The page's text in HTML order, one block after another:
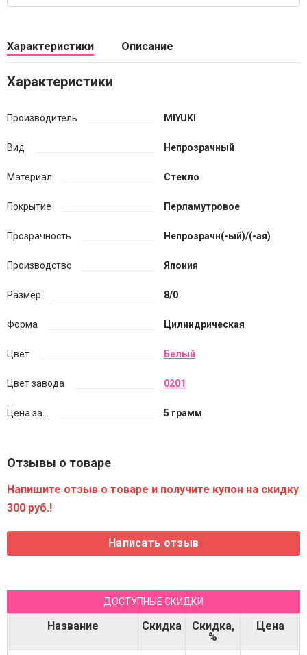
Характеристики Описание
Характеристики
Производитель MIYUKI
Вид Непрозрачный
Материал Стекло
Покрытие Перламутровое
Прозрачность Непрозрачн(-ый)/(-ая)
Производство Япония
Размер 8/0
Форма Цилиндрическая
Цвет Белый
Цвет завода 0201
Цена за... 5 грамм
Отзывы о товаре
Напишите отзыв о товаре и получите купон на скидку
300 руб.!
ДОСТУПНЫЕ СКИДКИ
Название Скидка
Скидка,
%
Цена